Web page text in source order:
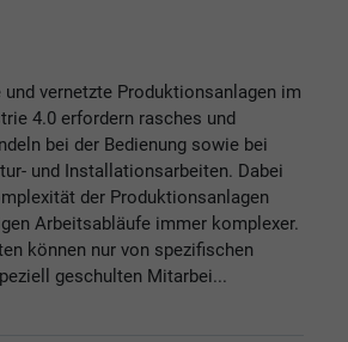
und vernetzte Produktionsanlagen im
4.0 erfordern rasches und
bei der Bedienung sowie bei
und Installationsarbeiten. Dabei
der Produktionsanlagen
Arbeitsabläufe immer komplexer.
können nur von spezifischen
geschulten Mitarbei...